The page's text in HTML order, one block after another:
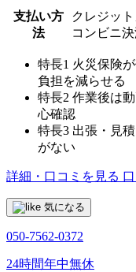
支払い方
法
クレジッ
コンビニ
特長1 火災保険
負担を減らせる
特長2 作業後は
心確認
特長3 出張・見
がない
詳細・口コミを見る
気になる
050-7562-0372
24時間年中無休